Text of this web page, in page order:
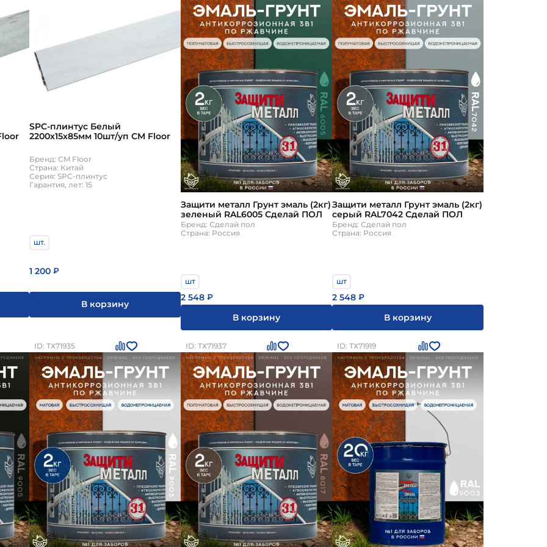
SPC-плинтус Белый
2200х15х85мм 10шт/уп CM Floor
Бренд: CM Floor
Страна: Китай
Серия: SPC-плинтус
Гарантия, лет: 15
шт.
1 200 ₽
В корзину
Защити металл Грунт эмаль (2кг)
зеленый RAL6005 Сделай ПОЛ
Бренд: Сделай пол
Страна: Россия
шт
2 548 ₽
В корзину
Защити металл Грунт эмаль (2кг)
серый RAL7042 Сделай ПОЛ
Бренд: Сделай пол
Страна: Россия
шт
2 548 ₽
В корзину
ID: ТХ71935 ID: ТХ71937 ID: ТХ71919